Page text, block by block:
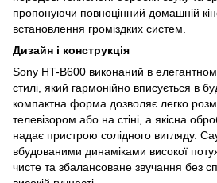
пропонуючи повноцінний домашній
встановлення громіздких систем.
Дизайн і конструкція
Sony HT-B600 виконаний в
стилі, який гармонійно вписується в
компактна форма дозволяє легко
телевізором або на стіні, а якісна
надає пристрою солідного вигляду.
вбудованими динаміками високої
чисте та збалансоване звучання без